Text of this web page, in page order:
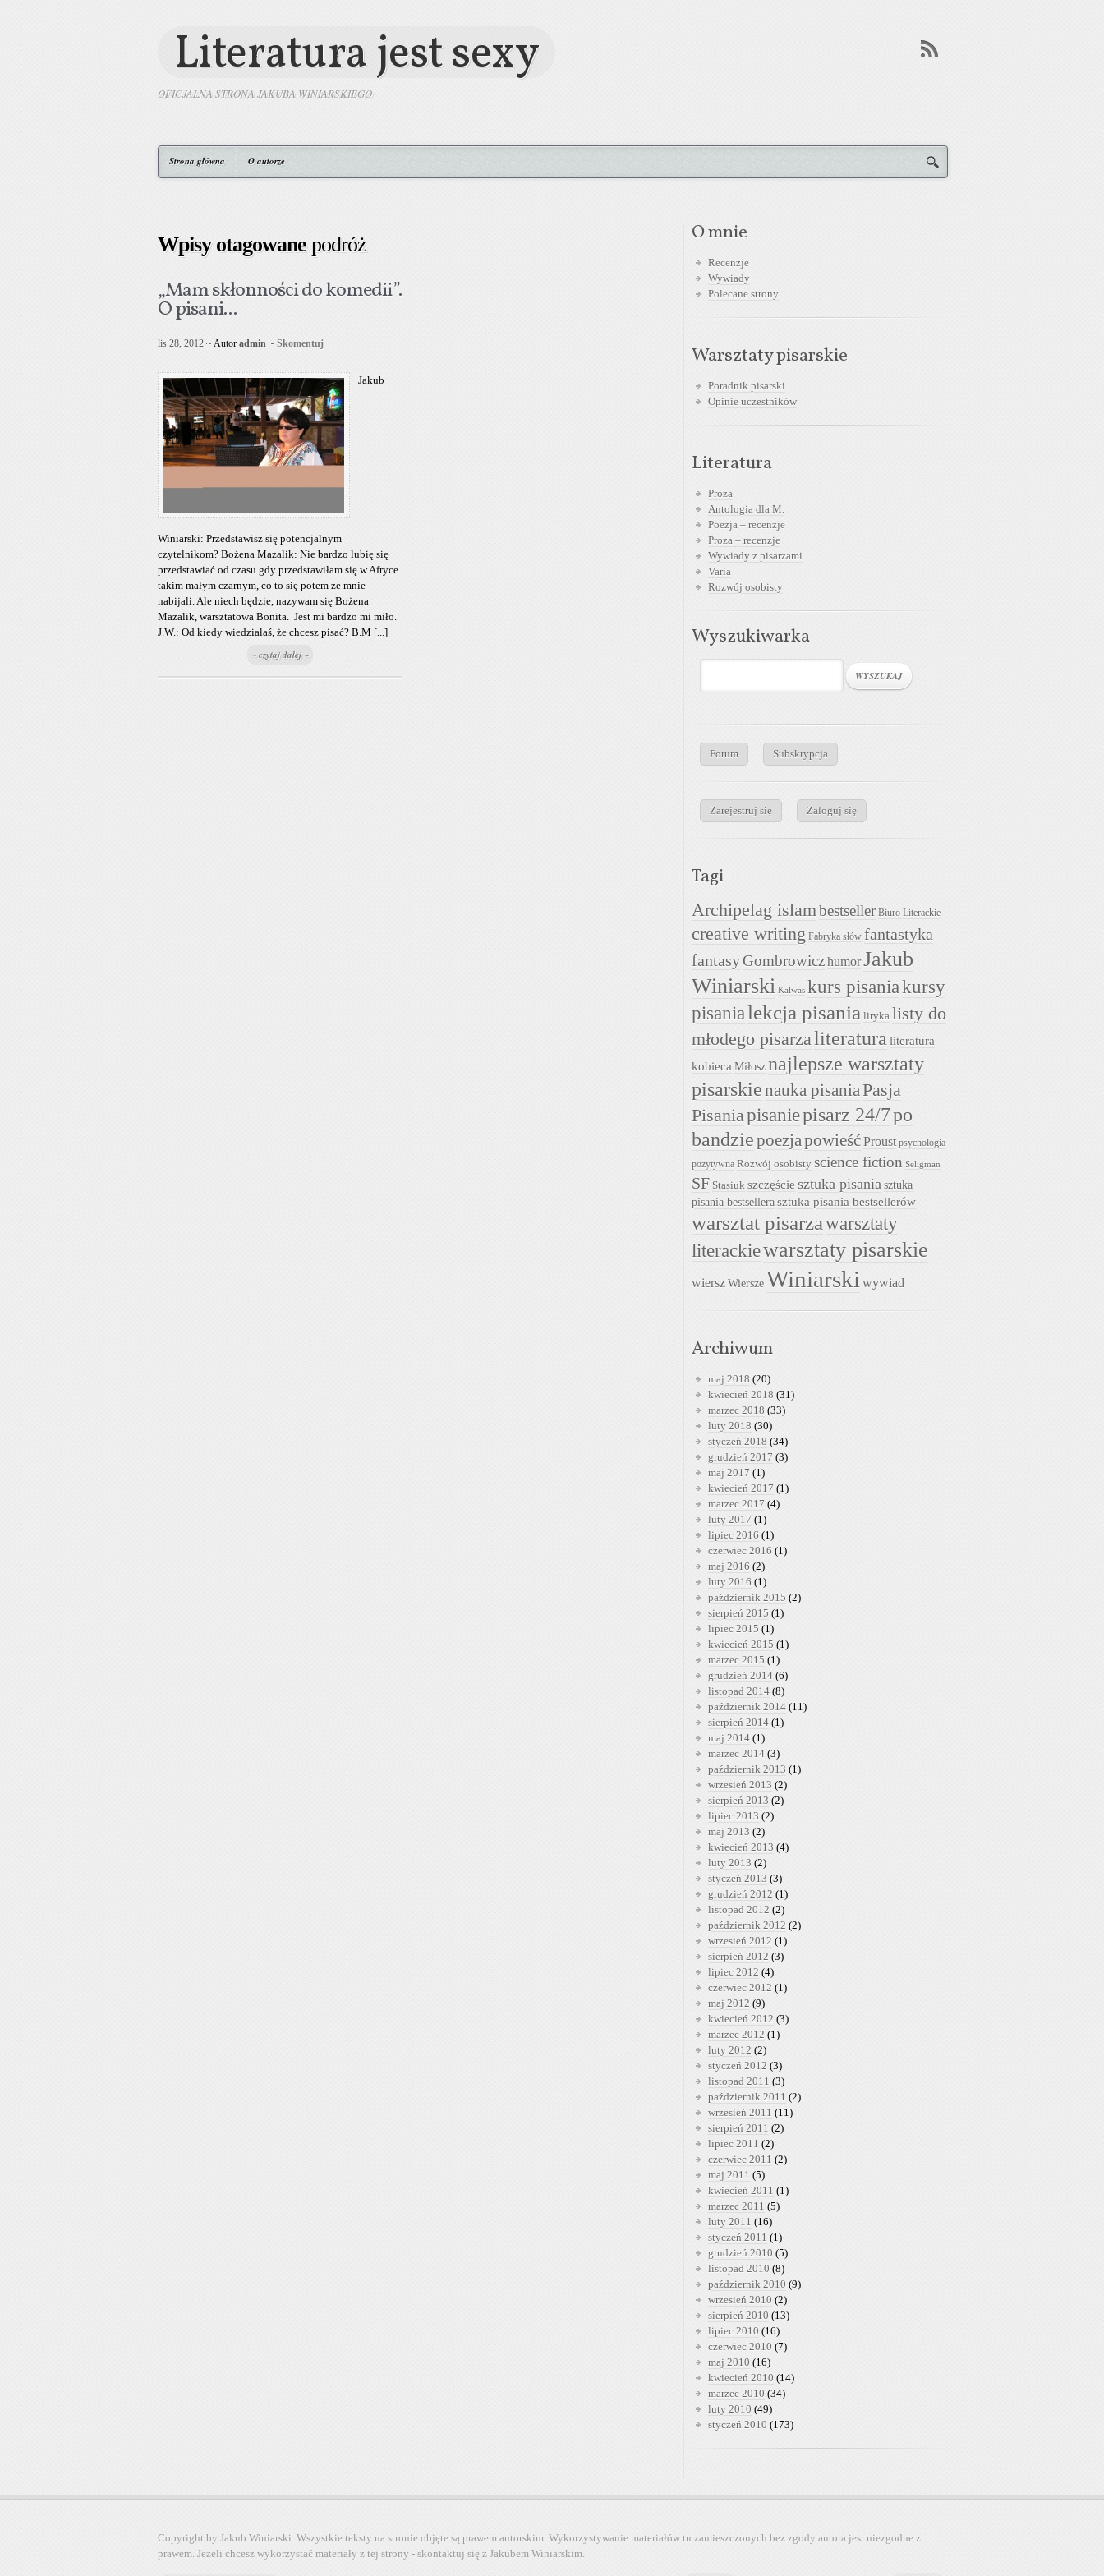
Literatura jest sexy
OFICJALNA STRONA JAKUBA WINIARSKIEGO
Strona główna O autorze
Wpisy otagowanepodróż
„Mam skłonności do komedii”.
O pisani...
lis 28, 2012 ~ Autor admin ~ Skomentuj
Jakub
Winiarski: Przedstawisz się potencjalnym
czytelnikom? Bożena Mazalik: Nie bardzo lubię się
przedstawiać od czasu gdy przedstawiłam się w Afryce
takim małym czarnym, co to się potem ze mnie
nabijali. Ale niech będzie, nazywam się Bożena
Mazalik, warsztatowa Bonita. Jest mi bardzo mi miło.
J.W.: Od kiedy wiedziałaś, że chcesz pisać? B.M [...]
~ czytaj dalej ~
O mnie
Recenzje
Wywiady
Polecane strony
Warsztaty pisarskie
Poradnik pisarski
Opinie uczestników
Literatura
Proza
Antologia dla M.
Poezja – recenzje
Proza – recenzje
Wywiady z pisarzami
Varia
Rozwój osobisty
Wyszukiwarka
Forum Subskrypcja
Zarejestruj się Zaloguj się
Tagi
Archipelag islambestseller Biuro Literackie
creative writing Fabryka słów fantastyka
fantasyGombrowiczhumorJakub
Winiarski Kalwas kurs pisaniakursy
pisanialekcja pisania liryka listy do
młodego pisarzaliteratura literatura
kobieca Miłosz najlepsze warsztaty
pisarskienauka pisaniaPasja
Pisaniapisaniepisarz 24/7po
bandziepoezjapowieśćProust psychologia
pozytywna Rozwój osobisty science fiction Seligman
SF Stasiuk szczęście sztuka pisania sztuka
pisania bestsellera sztuka pisania bestsellerów
warsztat pisarzawarsztaty
literackiewarsztaty pisarskie
wierszWierszeWiniarski wywiad
Archiwum
maj 2018 (20)
kwiecień 2018 (31)
marzec 2018 (33)
luty 2018 (30)
styczeń 2018 (34)
grudzień 2017 (3)
maj 2017 (1)
kwiecień 2017 (1)
marzec 2017 (4)
luty 2017 (1)
lipiec 2016 (1)
czerwiec 2016 (1)
maj 2016 (2)
luty 2016 (1)
październik 2015 (2)
sierpień 2015 (1)
lipiec 2015 (1)
kwiecień 2015 (1)
marzec 2015 (1)
grudzień 2014 (6)
listopad 2014 (8)
październik 2014 (11)
sierpień 2014 (1)
maj 2014 (1)
marzec 2014 (3)
październik 2013 (1)
wrzesień 2013 (2)
sierpień 2013 (2)
lipiec 2013 (2)
maj 2013 (2)
kwiecień 2013 (4)
luty 2013 (2)
styczeń 2013 (3)
grudzień 2012 (1)
listopad 2012 (2)
październik 2012 (2)
wrzesień 2012 (1)
sierpień 2012 (3)
lipiec 2012 (4)
czerwiec 2012 (1)
maj 2012 (9)
kwiecień 2012 (3)
marzec 2012 (1)
luty 2012 (2)
styczeń 2012 (3)
listopad 2011 (3)
październik 2011 (2)
wrzesień 2011 (11)
sierpień 2011 (2)
lipiec 2011 (2)
czerwiec 2011 (2)
maj 2011 (5)
kwiecień 2011 (1)
marzec 2011 (5)
luty 2011 (16)
styczeń 2011 (1)
grudzień 2010 (5)
listopad 2010 (8)
październik 2010 (9)
wrzesień 2010 (2)
sierpień 2010 (13)
lipiec 2010 (16)
czerwiec 2010 (7)
maj 2010 (16)
kwiecień 2010 (14)
marzec 2010 (34)
luty 2010 (49)
styczeń 2010 (173)
Copyright by Jakub Winiarski. Wszystkie teksty na stronie objęte są prawem autorskim. Wykorzystywanie materiałów tu zamieszczonych bez zgody autora jest niezgodne z
prawem. Jeżeli chcesz wykorzystać materiały z tej strony - skontaktuj się z Jakubem Winiarskim.